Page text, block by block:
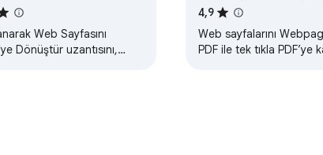
Protocol.
required.
PDF'ye Dönüştür
Web Sayfasını
Dönüştür uzantısını,
Webpage to PDF
4,9
Web sayfalarını
PDF ile tek tıkla PDF’ye